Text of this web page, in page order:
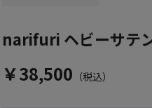
narifuri ヘビーサテ
￥38,500 （税込）